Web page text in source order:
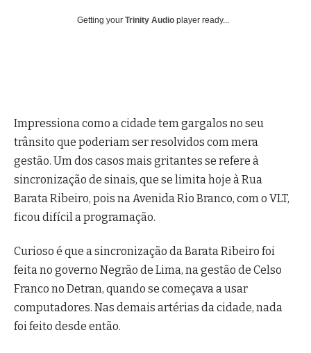
Getting your Trinity Audio player ready...
Impressiona como a cidade tem gargalos no seu
trânsito que poderiam ser resolvidos com mera
gestão. Um dos casos mais gritantes se refere à
sincronização de sinais, que se limita hoje à Rua
Barata Ribeiro, pois na Avenida Rio Branco, com o VLT,
ficou difícil a programação.
Curioso é que a sincronização da Barata Ribeiro foi
feita no governo Negrão de Lima, na gestão de Celso
Franco no Detran, quando se começava a usar
computadores. Nas demais artérias da cidade, nada
foi feito desde então.